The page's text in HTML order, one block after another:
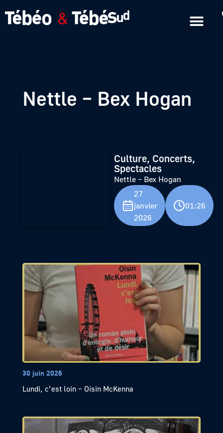
Nettle – Bex Hogan
Culture, Concerts,
Spectacles
Nettle – Bex Hogan
27
janvier
2026
01:26
30 juin 2026
Lundi, c’est loin – Oisin McKenna